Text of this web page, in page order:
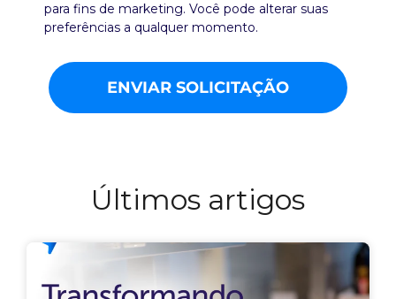
para fins de marketing. Você pode alterar suas
preferências a qualquer momento.
ENVIAR SOLICITAÇÃO
Últimos artigos